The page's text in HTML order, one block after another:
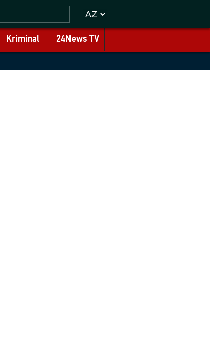
Kriminal 24News TV